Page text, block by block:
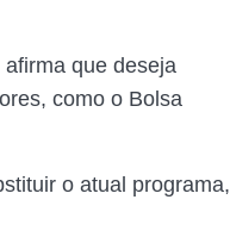
que deseja
como o Bolsa
o atual programa,